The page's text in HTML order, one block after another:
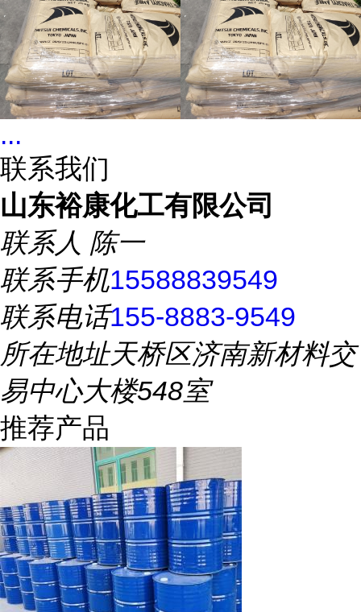
...
联系我们
山东裕康化工有限公司
联系人 陈一
联系手机15588839549
联系电话155-8883-9549
所在地址天桥区济南新材料交
易中心大楼548室
推荐产品